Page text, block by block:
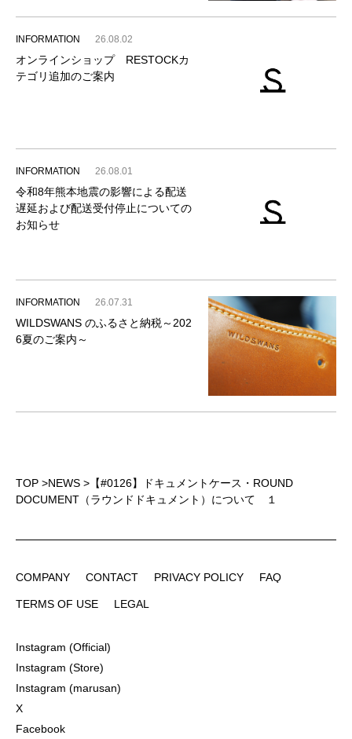
INFORMATION 26.08.02
オンラインショップ RESTOCKカ
テゴリ追加のご案内
INFORMATION 26.08.01
令和8年熊本地震の影響による配送
遅延および配送受付停止についての
お知らせ
INFORMATION 26.07.31
WILDSWANS のふるさと納税～202
6夏のご案内～
TOP >NEWS > 【#0126】ドキュメントケース・ROUND
DOCUMENT（ラウンドドキュメント）について １
COMPANY
CONTACT
PRIVACY POLICY
FAQ
TERMS OF USE
LEGAL
Instagram (Official)
Instagram (Store)
Instagram (marusan)
X
Facebook